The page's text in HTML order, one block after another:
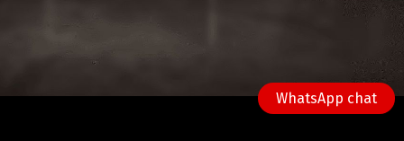
WhatsApp chat